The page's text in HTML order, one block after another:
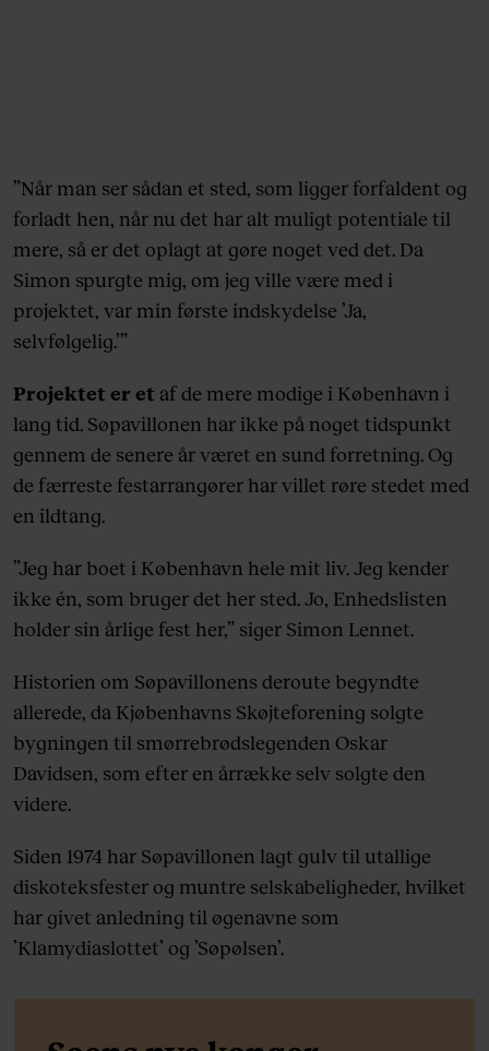
”Når man ser sådan et sted, som ligger forfaldent og
forladt hen, når nu det har alt muligt potentiale til
mere, så er det oplagt at gøre noget ved det. Da
Simon spurgte mig, om jeg ville være med i
projektet, var min første indskydelse ’Ja,
selvfølgelig.’”
Projektet er et af de mere modige i København i
lang tid. Søpavillonen har ikke på noget tidspunkt
gennem de senere år været en sund forretning. Og
de færreste festarrangører har villet røre stedet med
en ildtang.
”Jeg har boet i København hele mit liv. Jeg kender
ikke én, som bruger det her sted. Jo, Enhedslisten
holder sin årlige fest her,” siger Simon Lennet.
Historien om Søpavillonens deroute begyndte
allerede, da Kjøbenhavns Skøjteforening solgte
bygningen til smørrebrødslegenden Oskar
Davidsen, som efter en årrække selv solgte den
videre.
Siden 1974 har Søpavillonen lagt gulv til utallige
diskoteksfester og muntre selskabeligheder, hvilket
har givet anledning til øgenavne som
’Klamydiaslottet’ og ’Søpølsen’.